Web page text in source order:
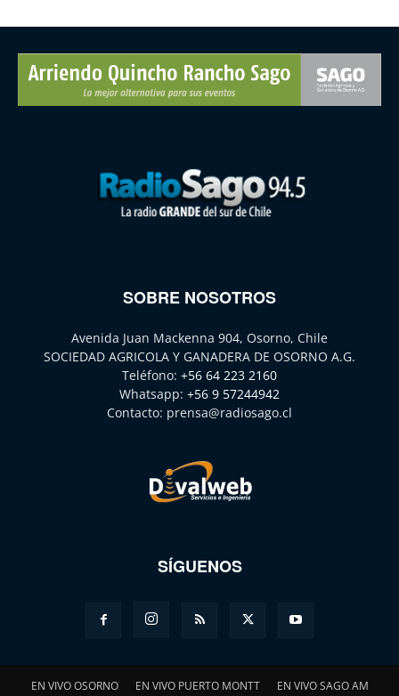
SOBRE NOSOTROS
Avenida Juan Mackenna 904, Osorno, Chile
SOCIEDAD AGRICOLA Y GANADERA DE OSORNO A.G.
Teléfono: +56 64 223 2160
Whatsapp: +56 9 57244942
Contacto: prensa@radiosago.cl
SÍGUENOS
EN VIVO OSORNO EN VIVO PUERTO MONTT EN VIVO SAGO AM